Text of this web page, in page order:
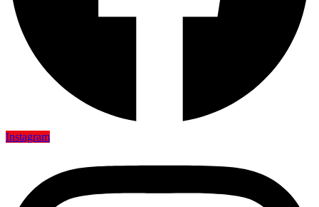
Instagram